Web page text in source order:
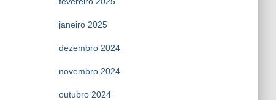
janeiro 2025
dezembro 2024
novembro 2024
outubro 2024